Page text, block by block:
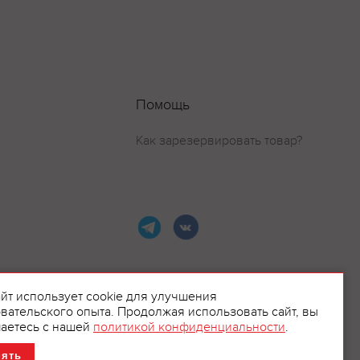
Помощь
Как зарезервировать товар?
использует cookie для улучшения
опыта. Продолжая использовать сайт, вы
с нашей политикой конфиденциальности.